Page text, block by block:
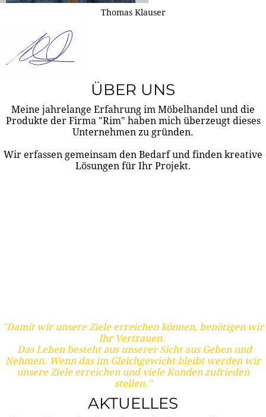
Thomas Klauser
ÜBER UNS
Meine jahrelange Erfahrung im Möbelhandel und die
Produkte der Firma "Rim" haben mich überzeugt dieses
Unternehmen zu gründen.
Wir erfassen gemeinsam den Bedarf und finden kreative
Lösungen für Ihr Projekt.
"Damit wir unsere Ziele erreichen können, benötigen wir
Ihr Vertrauen.
Das Leben besteht aus unserer Sicht aus Geben und
Nehmen. Wenn das im Gleichgewicht bleibt werden wir
unsere Ziele erreichen und viele Kunden zufrieden
stellen."
AKTUELLES